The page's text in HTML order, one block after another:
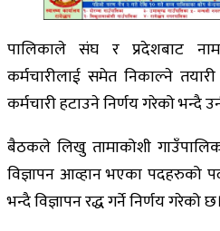
पालिकाले संघ र प्रदेशबाट
कर्मचारीलाई समेत निकाल्ने
कर्मचारी हटाउने निर्णय गरेको भन्दै
बैठकले लिखु तामाकोशी
विज्ञापन आव्हान भएका पदहरुको
भन्दै विज्ञापन रद्ध गर्ने निर्णय गरेको छ।